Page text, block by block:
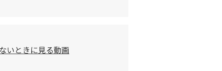
いときに見る動画